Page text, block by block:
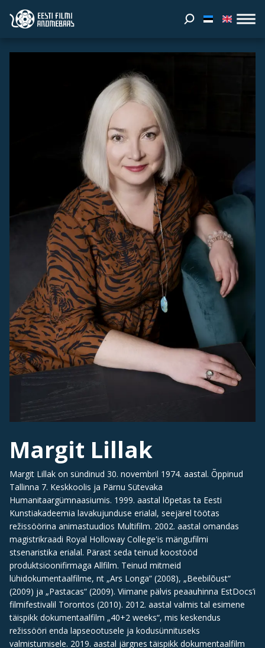
Margit Lillak
Margit Lillak on sündinud 30. novembril 1974. aastal. Õppinud
Tallinna 7. Keskkoolis ja Pärnu Sütevaka
Humanitaargümnaasiumis. 1999. aastal lõpetas ta Eesti
Kunstiakadeemia lavakujunduse erialal, seejärel töötas
režissöörina animastuudios Multifilm. 2002. aastal omandas
magistrikraadi Royal Holloway College'is mängufilmi
stsenaristika erialal. Pärast seda teinud koostööd
produktsioonifirmaga Allfilm. Teinud mitmeid
lühidokumentaalfilme, nt „Ars Longa“ (2008), „Beebilõust“
(2009) ja „Pastacas“ (2009). Viimane pälvis peaauhinna EstDocs’i
filmifestivalil Torontos (2010). 2012. aastal valmis tal esimene
täispikk dokumentaalfilm „40+2 weeks“, mis keskendus
režissööri enda lapseootusele ja kodusünnituseks
valmistumisele. 2019. aastal järgnes täispikk dokumentaalfilm